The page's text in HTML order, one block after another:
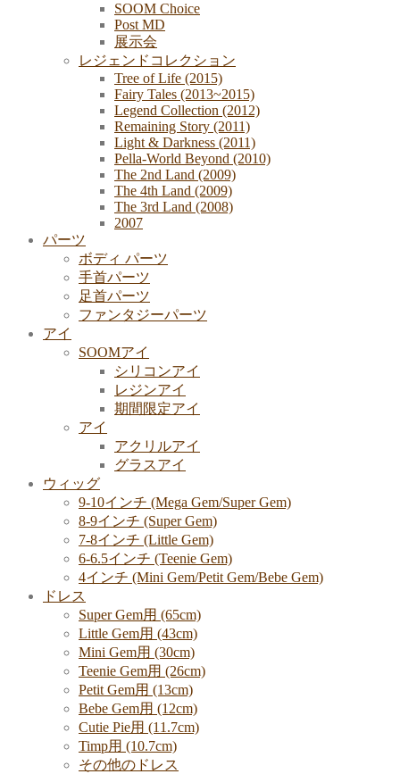
SOOM Choice
Post MD
展示会
レジェンドコレクション
Tree of Life (2015)
Fairy Tales (2013~2015)
Legend Collection (2012)
Remaining Story (2011)
Light & Darkness (2011)
Pella-World Beyond (2010)
The 2nd Land (2009)
The 4th Land (2009)
The 3rd Land (2008)
2007
パーツ
ボディ パーツ
手首パーツ
足首パーツ
ファンタジーパーツ
アイ
SOOMアイ
シリコンアイ
レジンアイ
期間限定アイ
アイ
アクリルアイ
グラスアイ
ウィッグ
9-10インチ (Mega Gem/Super Gem)
8-9インチ (Super Gem)
7-8インチ (Little Gem)
6-6.5インチ (Teenie Gem)
4インチ (Mini Gem/Petit Gem/Bebe Gem)
ドレス
Super Gem用 (65cm)
Little Gem用 (43cm)
Mini Gem用 (30cm)
Teenie Gem用 (26cm)
Petit Gem用 (13cm)
Bebe Gem用 (12cm)
Cutie Pie用 (11.7cm)
Timp用 (10.7cm)
その他のドレス